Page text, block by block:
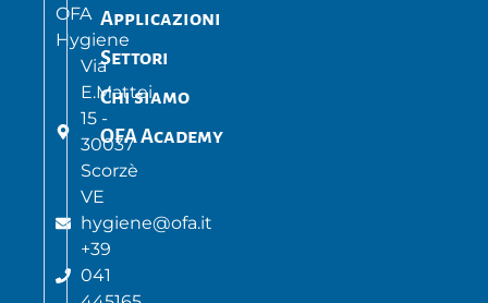
OFA
Hygiene
Via
E.Mattei,
15 -
30037
Scorzè
VE
hygiene@ofa.it
+39
041
Applicazioni
Settori
Chi siamo
OFA Academy